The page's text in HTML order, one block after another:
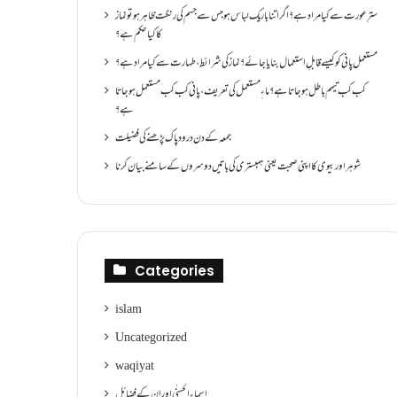
سترِ عورت سے کیا مراد ہے؟اگر اتنا باریک لباس ہو جس سے جسم کی رنگت ظاہر ہو تو نماز
کا کیا حکم ہے؟
مستعمل پانی کو کیسے قابلِ استعمال بنایا جائے؟ نماز کی شرائط ،طہارت سے کیا مراد ہے؟
کب کب تیمم باطل ہو جاتا ہے؟ ماءِ مستعمل کی تعریف ،پانی کب کب مستعمل ہو جاتا
ہے؟
جمعہ کے دن درود پاک پڑھنے کی فضیلت
شوہر اور بیوی کا اپنی صحبت یعنی ہمبستری کی باتیں دوسروں کے سامنے بیان کرنا
Categories
islam
Uncategorized
waqiyat